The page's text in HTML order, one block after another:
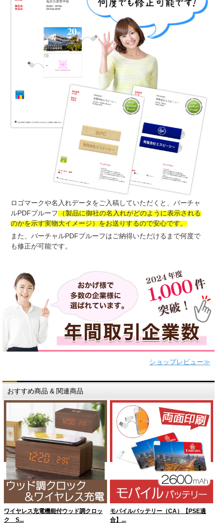
ロゴマークや名入れデータをご入稿していただくと、バーチャ
ルPDFプルーフ（製品に御社の名入れがどのように表示される
のかを示す実物大イメージ）をお送りするので安心です。
また、バーチャルPDFプルーフはご納得いただけるまで何度で
も修正が可能です。
ショップレビュー≫
おすすめ商品 & 関連商品
ワイヤレス充電機能付ウッド調クロッ
ク S...
モバイルバッテリー（CA）【PSE適
合】...